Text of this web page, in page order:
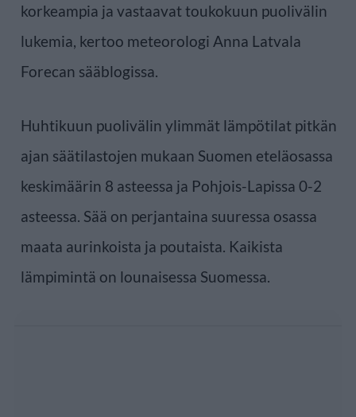
korkeampia ja vastaavat toukokuun puolivälin
lukemia, kertoo meteorologi Anna Latvala
Forecan sääblogissa.
Huhtikuun puolivälin ylimmät lämpötilat pitkän
ajan säätilastojen mukaan Suomen eteläosassa
keskimäärin 8 asteessa ja Pohjois-Lapissa 0-2
asteessa. Sää on perjantaina suuressa osassa
maata aurinkoista ja poutaista. Kaikista
lämpimintä on lounaisessa Suomessa.